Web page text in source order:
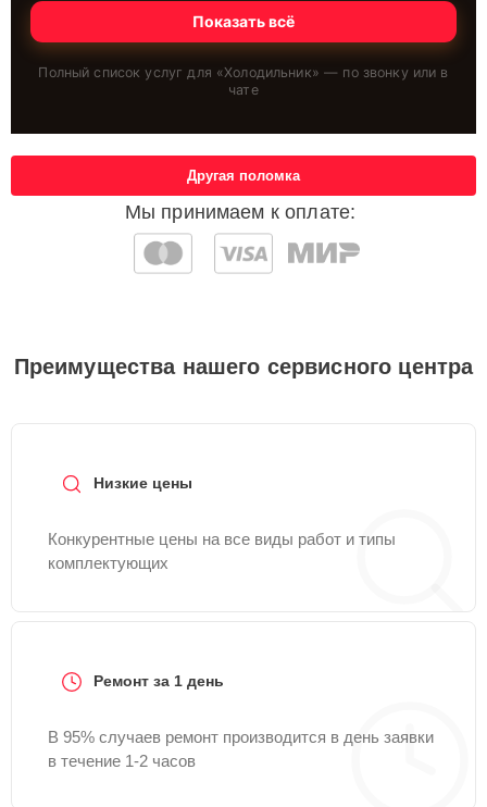
Показать всё
Полный список услуг для «Холодильник» — по звонку или в
чате
Мы принимаем к оплате:
Другая поломка
Преимущества нашего сервисного центра
Низкие цены
Конкурентные цены на все виды работ и типы
комплектующих
Ремонт за 1 день
В 95% случаев ремонт производится в день заявки
в течение 1-2 часов